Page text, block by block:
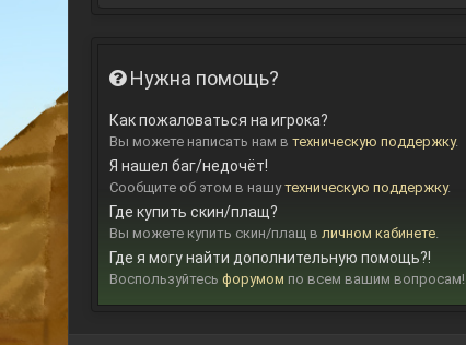
Нужна помощь?
Как пожаловаться на игрока?
Вы можете написать нам в техническую поддержку.
Я нашел баг/недочёт!
Сообщите об этом в нашутехническую поддержку.
Где купить скин/плащ?
Вы можете купить скин/плащ в личном кабинете.
Где я могу найти дополнительную помощь?!
Воспользуйтесь форумом по всем вашим вопросам!